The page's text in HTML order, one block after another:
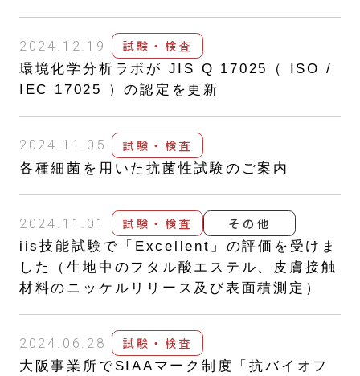
2024.12.19 試験・検査
環境化学分析ラボが JIS Q 17025（ ISO /
IEC 17025 ）の認定を更新
2024.11.05 試験・検査
各種細菌を用いた抗菌性試験のご案内
2024.11.01 試験・検査 その他
iis技能試験で「Excellent」の評価を受けま
した（生地中のフタル酸エステル、皮膚接触
材料のニッケルリリース及び表面積測定）
2024.06.28 試験・検査
大阪事業所でSIAAマーク制度「抗バイオフ